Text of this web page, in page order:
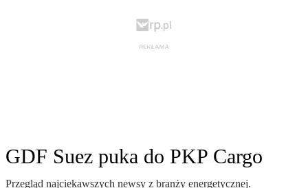
GDF Suez puka do PKP Cargo
Przegląd najciekawszych newsy z branży energetycznej.